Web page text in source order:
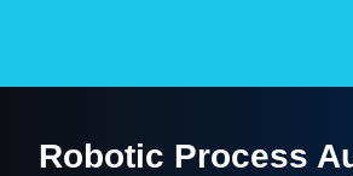
Robotic Process